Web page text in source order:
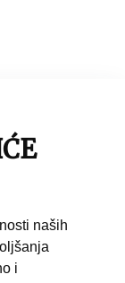
naših
i